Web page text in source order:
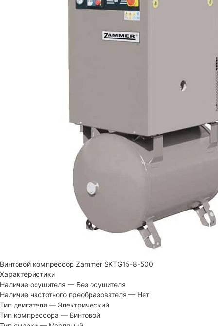
Винтовой компрессор Zammer SKTG15-8-500
Характеристики
Наличие осушителя — Без осушителя
Наличие частотного преобразователя — Нет
Тип двигателя — Электрический
Тип компрессора — Винтовой